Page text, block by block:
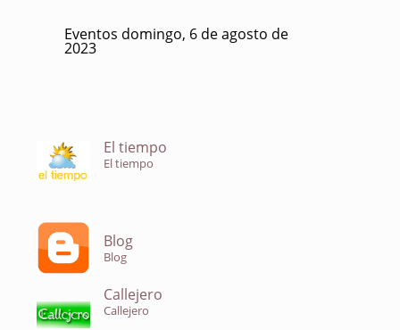
Eventos domingo, 6 de agosto de
2023
El tiempo
El tiempo
Blog
Blog
Callejero
Callejero